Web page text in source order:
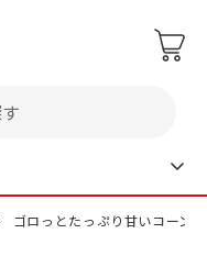
ゴロっとたっぷり甘いコーン